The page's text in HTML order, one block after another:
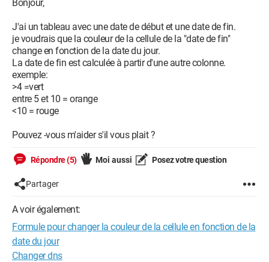
Bonjour,
J'ai un tableau avec une date de début et une date de fin.
je voudrais que la couleur de la cellule de la "date de fin"
change en fonction de la date du jour.
La date de fin est calculée à partir d'une autre colonne.
exemple:
>4 =vert
entre 5 et 10 = orange
<10 = rouge
Pouvez -vous m'aider s'il vous plait ?
Répondre (5) Moi aussi Posez votre question
Partager
A voir également:
Formule pour changer la couleur de la cellule en fonction de la
date du jour
Changer dns